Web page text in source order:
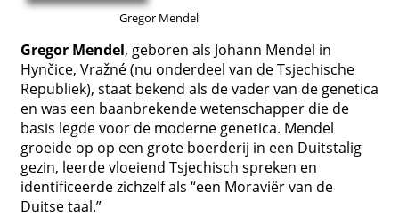
Gregor Mendel
Gregor Mendel, geboren als Johann Mendel in
Hynčice, Vražné (nu onderdeel van de Tsjechische
Republiek), staat bekend als de vader van de genetica
en was een baanbrekende wetenschapper die de
basis legde voor de moderne genetica. Mendel
groeide op op een grote boerderij in een Duitstalig
gezin, leerde vloeiend Tsjechisch spreken en
identificeerde zichzelf als “een Moraviër van de
Duitse taal.”